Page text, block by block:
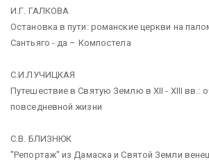
И.Г. ГАЛКОВА
Остановка в пути: романские церкви на
Сантьяго - да – Компостела
С.И.ЛУЧИЦКАЯ
Путешествие в Святую Землю в XII - XIII вв.:
повседневной жизни
С.В. БЛИЗНЮК
"Репортаж" из Дамаска и Святой Земли